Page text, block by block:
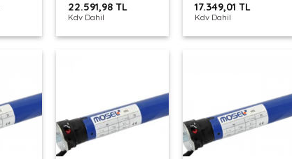
22.591,98TL
Kdv Dahil
17.349,01TL
Kdv Dahil
+ +